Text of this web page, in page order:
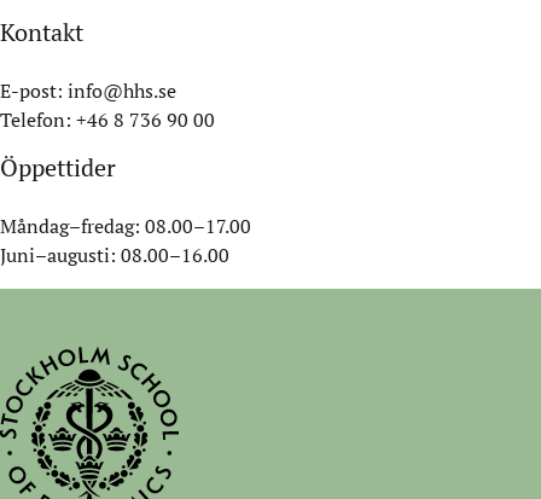
Kontakt
E-post: info@hhs.se
Telefon: +46 8 736 90 00
Öppettider
Måndag–fredag: 08.00–17.00
Juni–augusti: 08.00–16.00